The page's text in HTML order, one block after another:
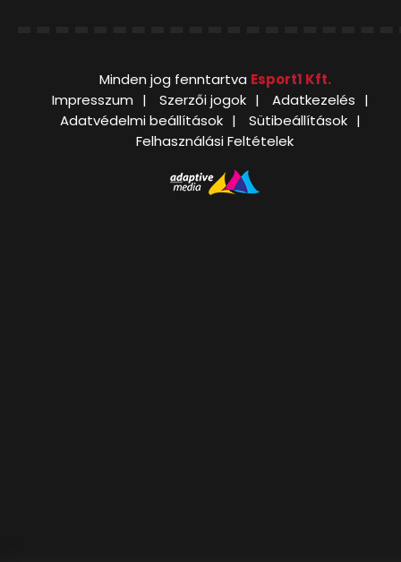
Minden jog fenntartva Esport1 Kft.
Impresszum
Szerzői jogok
Adatkezelés
Adatvédelmi beállítások
Sütibeállítások
Felhasználási Feltételek